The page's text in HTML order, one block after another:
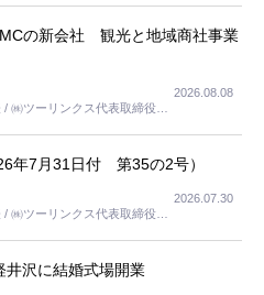
の新会社 観光と地域商社事業
㈱ツーリンクス代表取締役社
2026.08.08
年7月31日付 第35の2号）
㈱ツーリンクス代表取締役社
2026.07.30
井沢に結婚式場開業